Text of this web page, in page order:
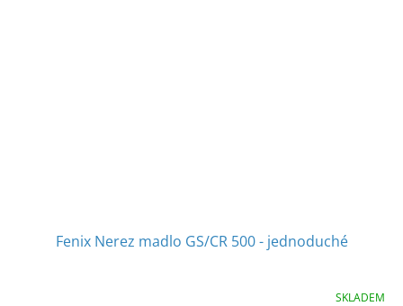
Fenix Nerez madlo GS/CR 500 - jednoduché
SKLADEM